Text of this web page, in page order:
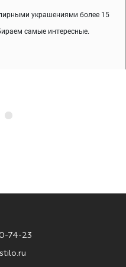
украшениями более 15
самые интересные.
сплав), которое не
исключает аллергию.
украшения, выбирайте те,
заберёт курьер.
74-23